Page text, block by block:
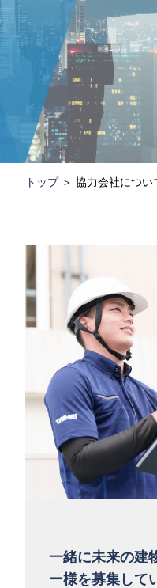
トップ＞ 協力会社につい
一緒に未来の建
ー様を募集して